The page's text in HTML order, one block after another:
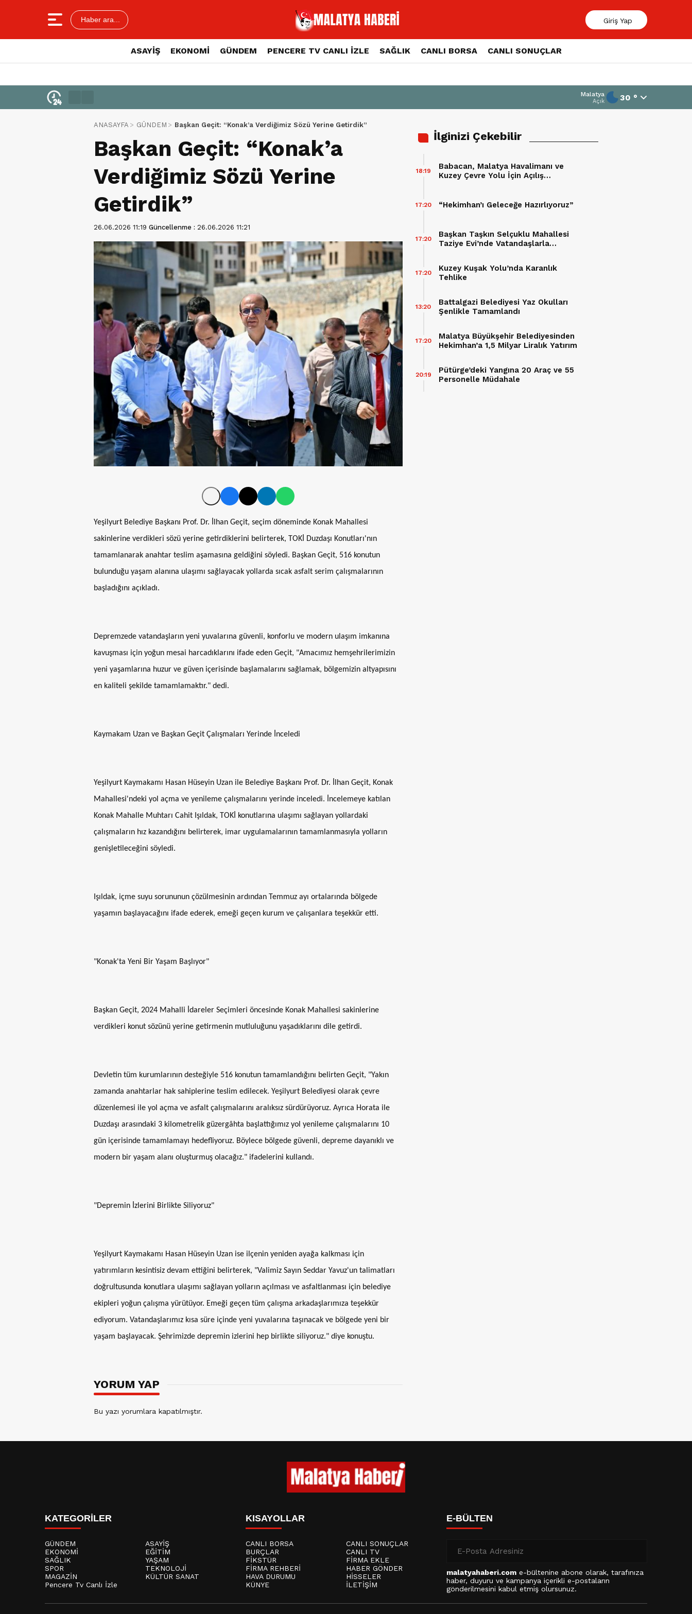
Haber ara... Giriş Yap
ASAYİŞ EKONOMİ GÜNDEM PENCERE TV CANLI İZLE SAĞLIK CANLI BORSA CANLI SONUÇLAR
Malatya
Açık 30 °
ANASAYFA GÜNDEM Başkan Geçit: “Konak’a Verdiğimiz Sözü Yerine Getirdik”
Başkan Geçit: “Konak’a
Verdiğimiz Sözü Yerine
Getirdik”
26.06.2026 11:19 Güncellenme : 26.06.2026 11:21
Yeşilyurt Belediye Başkanı Prof. Dr. İlhan Geçit, seçim döneminde Konak Mahallesi
sakinlerine verdikleri sözü yerine getirdiklerini belirterek, TOKİ Duzdaşı Konutları'nın
tamamlanarak anahtar teslim aşamasına geldiğini söyledi. Başkan Geçit, 516 konutun
bulunduğu yaşam alanına ulaşımı sağlayacak yollarda sıcak asfalt serim çalışmalarının
başladığını açıkladı.
Depremzede vatandaşların yeni yuvalarına güvenli, konforlu ve modern ulaşım imkanına
kavuşması için yoğun mesai harcadıklarını ifade eden Geçit, "Amacımız hemşehrilerimizin
yeni yaşamlarına huzur ve güven içerisinde başlamalarını sağlamak, bölgemizin altyapısını
en kaliteli şekilde tamamlamaktır." dedi.
Kaymakam Uzan ve Başkan Geçit Çalışmaları Yerinde İnceledi
Yeşilyurt Kaymakamı Hasan Hüseyin Uzan ile Belediye Başkanı Prof. Dr. İlhan Geçit, Konak
Mahallesi'ndeki yol açma ve yenileme çalışmalarını yerinde inceledi. İncelemeye katılan
Konak Mahalle Muhtarı Cahit Işıldak, TOKİ konutlarına ulaşımı sağlayan yollardaki
çalışmaların hız kazandığını belirterek, imar uygulamalarının tamamlanmasıyla yolların
genişletileceğini söyledi.
Işıldak, içme suyu sorununun çözülmesinin ardından Temmuz ayı ortalarında bölgede
yaşamın başlayacağını ifade ederek, emeği geçen kurum ve çalışanlara teşekkür etti.
"Konak'ta Yeni Bir Yaşam Başlıyor"
Başkan Geçit, 2024 Mahalli İdareler Seçimleri öncesinde Konak Mahallesi sakinlerine
verdikleri konut sözünü yerine getirmenin mutluluğunu yaşadıklarını dile getirdi.
Devletin tüm kurumlarının desteğiyle 516 konutun tamamlandığını belirten Geçit, "Yakın
zamanda anahtarlar hak sahiplerine teslim edilecek. Yeşilyurt Belediyesi olarak çevre
düzenlemesi ile yol açma ve asfalt çalışmalarını aralıksız sürdürüyoruz. Ayrıca Horata ile
Duzdaşı arasındaki 3 kilometrelik güzergâhta başlattığımız yol yenileme çalışmalarını 10
gün içerisinde tamamlamayı hedefliyoruz. Böylece bölgede güvenli, depreme dayanıklı ve
modern bir yaşam alanı oluşturmuş olacağız." ifadelerini kullandı.
"Depremin İzlerini Birlikte Siliyoruz"
Yeşilyurt Kaymakamı Hasan Hüseyin Uzan ise ilçenin yeniden ayağa kalkması için
yatırımların kesintisiz devam ettiğini belirterek, "Valimiz Sayın Seddar Yavuz'un talimatları
doğrultusunda konutlara ulaşımı sağlayan yolların açılması ve asfaltlanması için belediye
ekipleri yoğun çalışma yürütüyor. Emeği geçen tüm çalışma arkadaşlarımıza teşekkür
ediyorum. Vatandaşlarımız kısa süre içinde yeni yuvalarına taşınacak ve bölgede yeni bir
yaşam başlayacak. Şehrimizde depremin izlerini hep birlikte siliyoruz." diye konuştu.
YORUM YAP
Bu yazı yorumlara kapatılmıştır.
İlginizi Çekebilir
Babacan, Malatya Havalimanı ve
Kuzey Çevre Yolu İçin Açılış
18:19
“Hekimhan’ı Geleceğe Hazırlıyoruz”
17:20
Başkan Taşkın Selçuklu Mahallesi
Taziye Evi’nde Vatandaşlarla
17:20
Kuzey Kuşak Yolu’nda Karanlık
Tehlike
17:20
Battalgazi Belediyesi Yaz Okulları
Şenlikle Tamamlandı
13:20
Malatya Büyükşehir Belediyesinden
Hekimhan’a 1,5 Milyar Liralık Yatırım
17:20
Pütürge’deki Yangına 20 Araç ve 55
Personelle Müdahale
20:19
KATEGORİLER
GÜNDEM
ASAYİŞ
EKONOMİ
EĞİTİM
SAĞLIK
YAŞAM
SPOR
TEKNOLOJİ
MAGAZİN
KÜLTÜR SANAT
Pencere Tv Canlı İzle
KISAYOLLAR
CANLI BORSA
CANLI SONUÇLAR
BURÇLAR
CANLI TV
FİKSTÜR
FİRMA EKLE
FİRMA REHBERİ
HABER GÖNDER
HAVA DURUMU
HİSSELER
KÜNYE
İLETİŞİM
E-BÜLTEN
malatyahaberi.com e-bültenine abone olarak, tarafınıza
haber, duyuru ve kampanya içerikli e-postaların
gönderilmesini kabul etmiş olursunuz.